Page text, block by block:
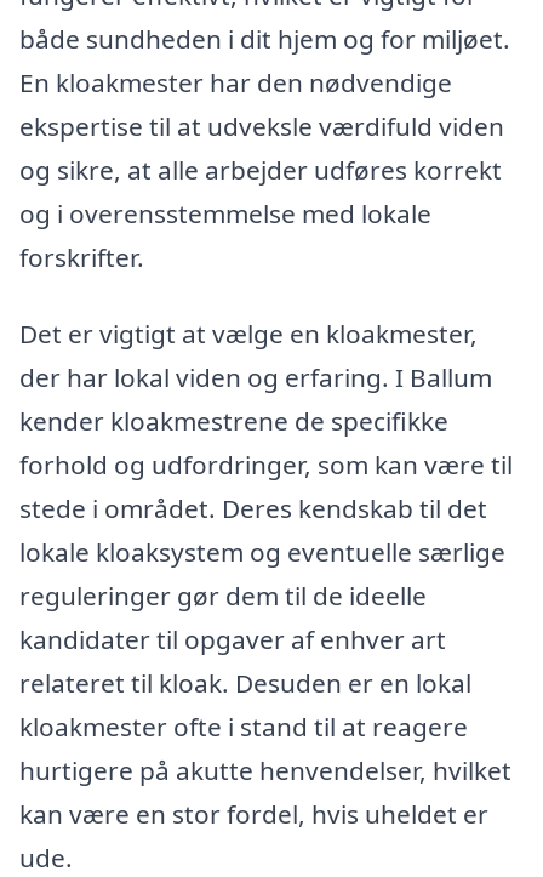
både sundheden i dit hjem og for miljøet.
En kloakmester har den nødvendige
ekspertise til at udveksle værdifuld viden
og sikre, at alle arbejder udføres korrekt
og i overensstemmelse med lokale
forskrifter.
Det er vigtigt at vælge en kloakmester,
der har lokal viden og erfaring. I Ballum
kender kloakmestrene de specifikke
forhold og udfordringer, som kan være til
stede i området. Deres kendskab til det
lokale kloaksystem og eventuelle særlige
reguleringer gør dem til de ideelle
kandidater til opgaver af enhver art
relateret til kloak. Desuden er en lokal
kloakmester ofte i stand til at reagere
hurtigere på akutte henvendelser, hvilket
kan være en stor fordel, hvis uheldet er
ude.